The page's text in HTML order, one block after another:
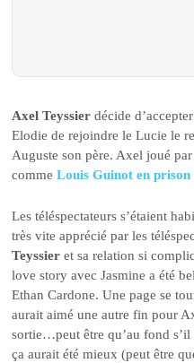
Axel Teyssier décide
Elodie de rejoindre le Lucie le
Auguste son père. Axel joué
commeLouis Guinot en prison
Les téléspectateurs s’étaient
très vite apprécié par les
Teyssier et sa relation si
love story avec Jasmine a été
Ethan Cardone. Une page se
aurait aimé une autre fin pour
sortie…peut être qu’au fond
ça aurait été mieux (peut être